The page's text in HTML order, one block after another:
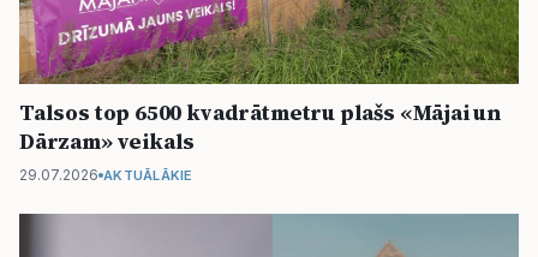
Talsos top 6500 kvadrātmetru plašs «Mājai un
Dārzam» veikals
29.07.2026 AKTUĀLĀKIE